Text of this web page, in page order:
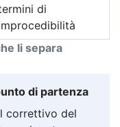
li separa
di
di partenza
correttivo del